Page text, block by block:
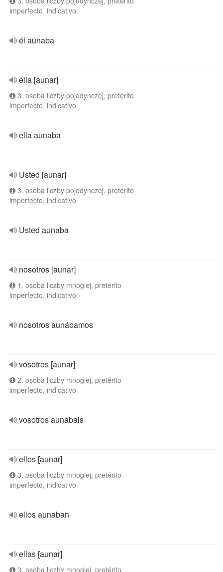
imperfecto, indicativo
él aunaba
ella [aunar]
3. osoba liczby pojedynczej, pretérito
imperfecto, indicativo
ella aunaba
Usted [aunar]
3. osoba liczby pojedynczej, pretérito
imperfecto, indicativo
Usted aunaba
nosotros [aunar]
1. osoba liczby mnogiej, pretérito
imperfecto, indicativo
nosotros aunábamos
vosotros [aunar]
2. osoba liczby mnogiej, pretérito
imperfecto, indicativo
vosotros aunabais
ellos [aunar]
3. osoba liczby mnogiej, pretérito
imperfecto, indicativo
ellos aunaban
ellas [aunar]
3. osoba liczby mnogiej, pretérito